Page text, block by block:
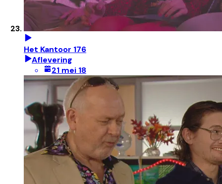
Het Kantoor 176
Aflevering
21 mei 18